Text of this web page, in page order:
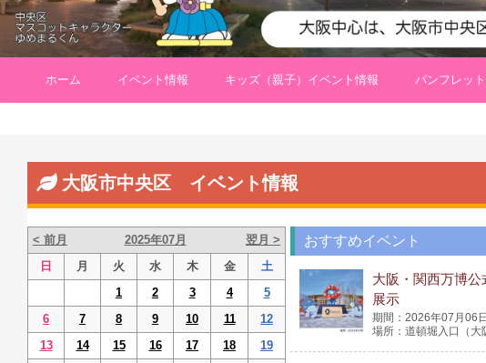
ホーム イベント情報 キッズ（親子）イベント情報 パンフレッ
大阪市中央区 イベント情報
< 前月 2025年07月
翌月 >
日
月 火 水 木 金
土
1
2 3 4
5
6
7 8 9 10 11
12
13
14 15 16 17 18
19
おすすめイベント
大阪・関西万博公
展示
2026年07月06
道頓堀入口（大